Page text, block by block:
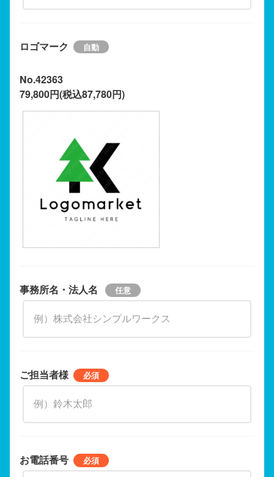
ロゴマーク
No.42363
79,800円(税込87,780円)
事務所名・法人名
ご担当者様
お電話番号